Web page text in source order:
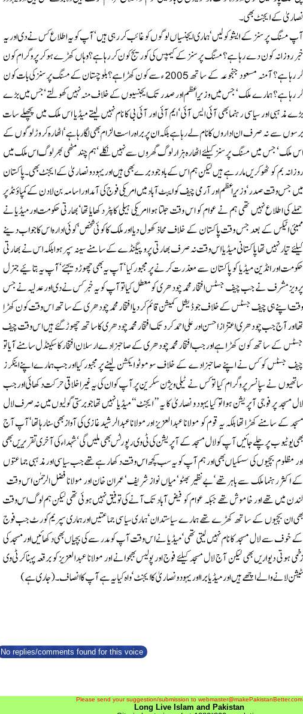
No replies/comments found for this voice
Please send your suggestion/submission to webmaster@makePakistanBetter.com
Long Live Islam and Pakistan